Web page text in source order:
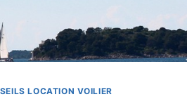
LOCATION VOILIER